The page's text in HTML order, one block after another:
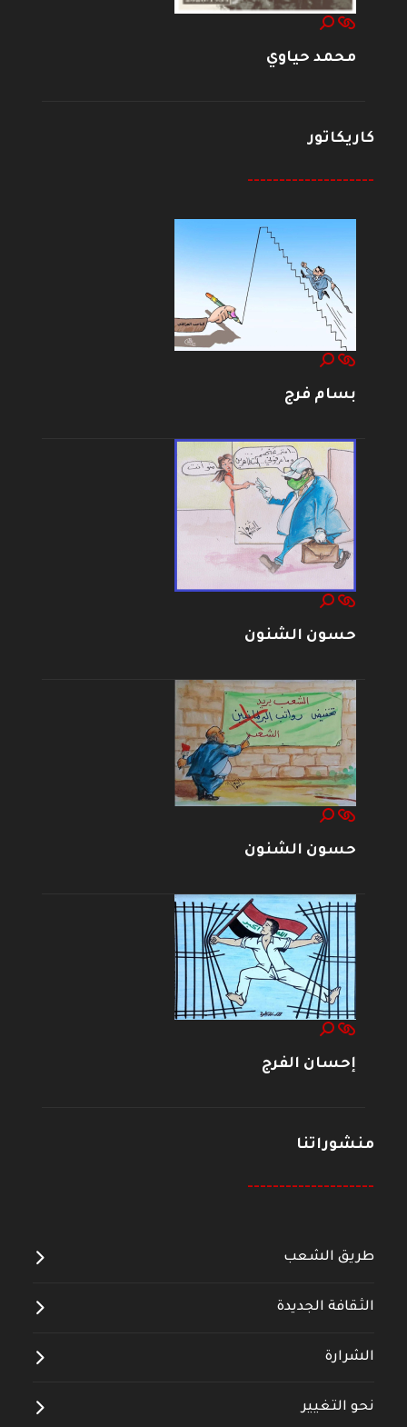
محمد حياوي
كاريكاتور
--------------------
بسام فرج
حسون الشنون
حسون الشنون
إحسان الفرج
منشوراتنا
--------------------
طريق الشعب
الثقافة الجديدة
الشرارة
نحو التغيير